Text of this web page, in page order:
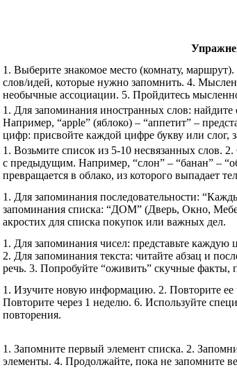
1. Выберите знакомое место (комнату,
слов/идей, которые нужно запомнить. 4.
необычные ассоциации. 5. Пройдитесь
1. Для запоминания иностранных слов: найдите
Например, “apple” (яблоко) – “аппетит” –
цифр: присвойте каждой цифре букву или слог,
1. Возьмите список из 5-10 несвязанных слов.
с предыдущим. Например, “слон” – “банан” –
превращается в облако, из которого выпадает
1. Для запоминания последовательности:
запоминания списка: “ДОМ” (Дверь, Окно,
акростих для списка покупок или важных дел.
1. Для запоминания чисел: представьте
2. Для запоминания текста: читайте абзац и
речь. 3. Попробуйте “оживить” скучные факты,
1. Изучите новую информацию. 2. Повторите ее
Повторите через 1 неделю. 6. Используйте
повторения.
1. Запомните первый элемент списка. 2.
элементы. 4. Продолжайте, пока не запомните